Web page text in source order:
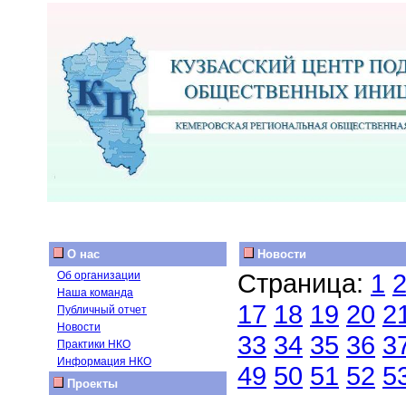
О нас
Об организации
Наша команда
Публичный отчет
Новости
Практики НКО
Информация НКО
Проекты
Новости
Страница: 1 2
17 18 19 20
33 34 35 36
49 50 51 52